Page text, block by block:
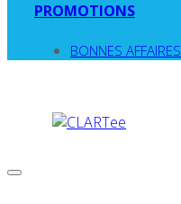
PROMOTIONS
BONNES AFFAIRES